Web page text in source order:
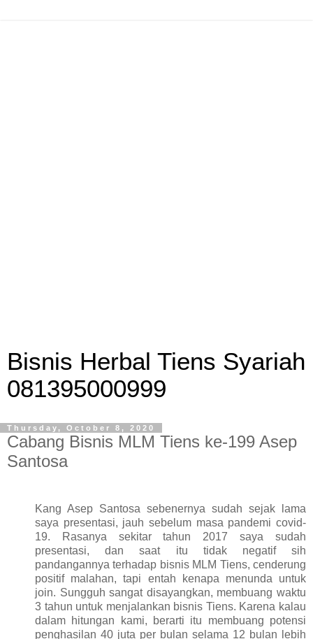
Bisnis Herbal Tiens Syariah
081395000999
Thursday, October 8, 2020
Cabang Bisnis MLM Tiens ke-199 Asep
Santosa
Kang Asep Santosa sebenernya sudah sejak lama
saya presentasi, jauh sebelum masa pandemi covid-
19. Rasanya sekitar tahun 2017 saya sudah
presentasi, dan saat itu tidak negatif sih
pandangannya terhadap bisnis MLM Tiens, cenderung
positif malahan, tapi entah kenapa menunda untuk
join. Sungguh sangat disayangkan, membuang waktu
3 tahun untuk menjalankan bisnis Tiens. Karena kalau
dalam hitungan kami, berarti itu membuang potensi
penghasilan 40 juta per bulan selama 12 bulan lebih